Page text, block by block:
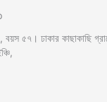
, বয়স ৫৭। ঢাকার কাছাকাছি